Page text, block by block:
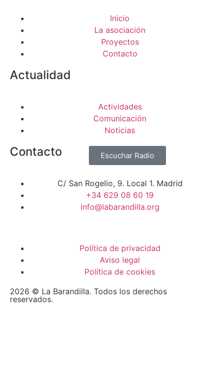
Inicio
La asociación
Proyectos
Contacto
Actualidad
Actividades
Comunicación
Noticias
Contacto
C/ San Rogelio, 9. Local 1. Madrid
+34 629 08 60 19
info@labarandilla.org
Escuchar Radio
2026 © La Barandilla. Todos los derechos
reservados.
Política de privacidad
Aviso legal
Política de cookies